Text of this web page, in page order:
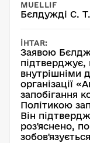
MUELLIF
Бєлдужді С. Т.
İHTAR:
Заявою
внутрішніми
організації
запобігання
Політикою
Він
роз'яснено,